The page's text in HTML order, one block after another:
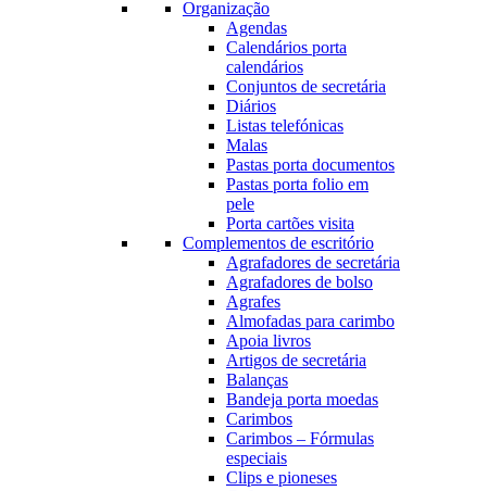
Organização
Agendas
Calendários porta
calendários
Conjuntos de secretária
Diários
Listas telefónicas
Malas
Pastas porta documentos
Pastas porta folio em
pele
Porta cartões visita
Complementos de escritório
Agrafadores de secretária
Agrafadores de bolso
Agrafes
Almofadas para carimbo
Apoia livros
Artigos de secretária
Balanças
Bandeja porta moedas
Carimbos
Carimbos – Fórmulas
especiais
Clips e pioneses